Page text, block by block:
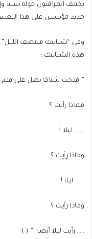
يختلف المراقبون حوله سلبا
جديد مؤسس على هذا
وفى “شبابيك منتصف الليل”
هذه الشبابيك :
” فتحت شباكا يطل على
فماذا رأيت ؟
……. ليلا !
وماذا رأيت ؟
…… ليلا !
وماذا رأيت ؟
……رأيت ليلا أيضا ” ( )